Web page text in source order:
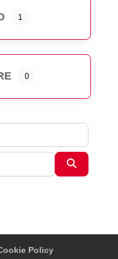
1
0
sub-categories
Policy